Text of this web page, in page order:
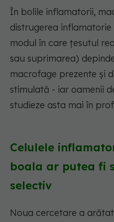
În bolile inflamatorii,
distrugerea inflamatorie
modul în care țesutul
sau suprimarea)
macrofage prezente și
stimulată - iar oamenii
studieze asta mai în
Celulele
boala ar putea fi
selectiv
Noua cercetare a